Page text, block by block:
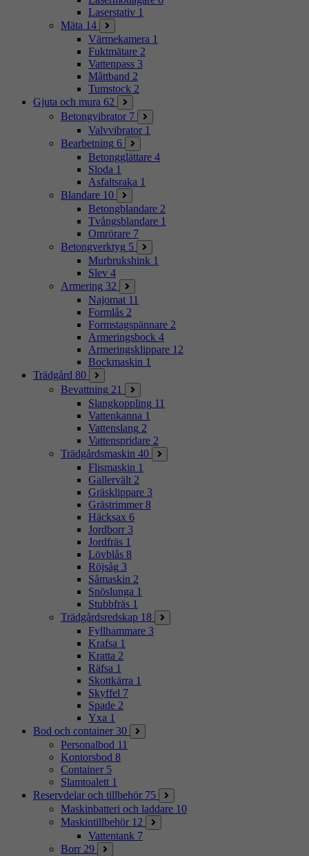
Laserstativ 1
Mäta 14
Värmekamera 1
Fuktmätare 2
Vattenpass 3
Måttband 2
Tumstock 2
Gjuta och mura 62
Betongvibrator 7
Valvvibrator 1
Bearbetning 6
Betongglättare 4
Sloda 1
Asfaltsraka 1
Blandare 10
Betongblandare 2
Tvångsblandare 1
Omrörare 7
Betongverktyg 5
Murbrukshink 1
Slev 4
Armering 32
Najomat 11
Formlås 2
Formstagspännare 2
Armeringsbock 4
Armeringsklippare 12
Bockmaskin 1
Trädgård 80
Bevattning 21
Slangkoppling 11
Vattenkanna 1
Vattenslang 2
Vattenspridare 2
Trädgårdsmaskin 40
Flismaskin 1
Gallervält 2
Gräsklippare 3
Grästrimmer 8
Häcksax 6
Jordborr 3
Jordfräs 1
Lövblås 8
Röjsåg 3
Såmaskin 2
Snöslunga 1
Stubbfräs 1
Trädgårdsredskap 18
Fyllhammare 3
Krafsa 1
Kratta 2
Räfsa 1
Skottkärra 1
Skyffel 7
Spade 2
Yxa 1
Bod och container 30
Personalbod 11
Kontorsbod 8
Container 5
Slamtoalett 1
Reservdelar och tillbehör 75
Maskinbatteri och laddare 10
Maskintillbehör 12
Vattentank 7
Borr 29